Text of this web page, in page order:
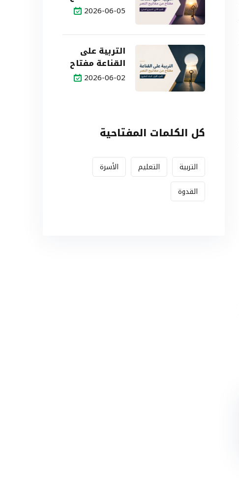
من مفاتيح
الثاني: النموذج
العملي)
2026-06-05
التربية على
القناعة مفتاح
من مفاتيح
2026-06-02
كل الكلمات المفتاحية
التربية التعليم
الأسرة
القدوة